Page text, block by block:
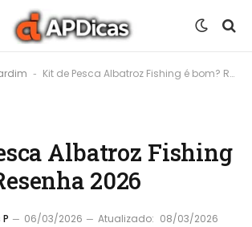
- Kit de Pesca Albatroz Fishing é bom? Resenha 2026
Albatroz Fishing
2026
06/03/2026 Atualizado: 08/03/2026